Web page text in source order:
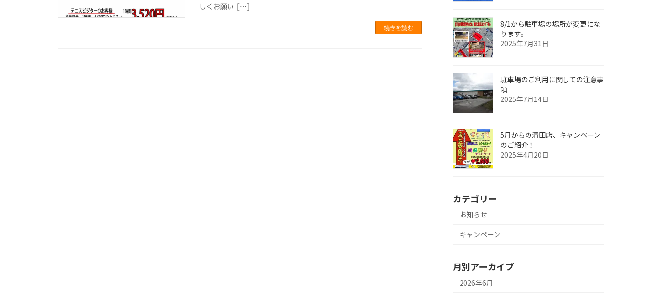
しくお願い […]
続きを読む
8/1から駐車場の場所が変更にな
ります。
2025年7月31日
駐車場のご利用に関しての注意事
項
2025年7月14日
5月からの清田店、キャンペーン
のご紹介！
2025年4月20日
カテゴリー
お知らせ
キャンペーン
月別アーカイブ
2026年6月